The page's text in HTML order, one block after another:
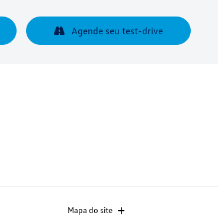
Agende seu test-drive
Mapa do site